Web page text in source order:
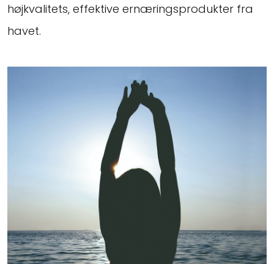
højkvalitets, effektive ernæringsprodukter fra
havet.